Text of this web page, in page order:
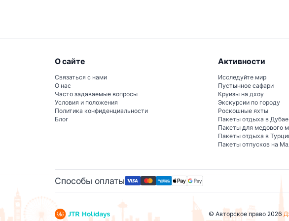
О сайте
Связаться с нами
О нас
Часто задаваемые вопросы
Условия и положения
Политика конфиденциальности
Блог
Активности
Исследуйте мир
Пустынное сафари
Круизы на дхоу
Экскурсии по городу
Роскошные яхты
Пакеты отдыха в Дубае
Пакеты для медового
Пакеты отдыха в
Пакеты отпусков на
Способы оплаты
© Авторское право 2026